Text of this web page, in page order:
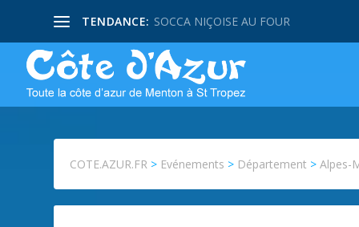
TENDANCE: SOCCA NIÇOISE AU FOUR
COTE.AZUR.FR > Evénements > Département >Alpes-